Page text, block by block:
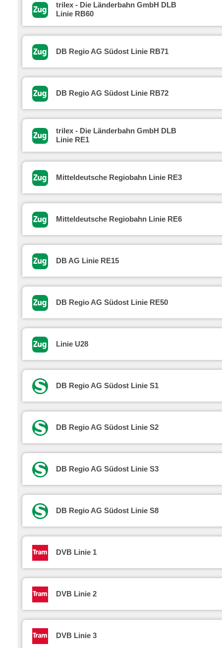
trilex - Die Länderbahn GmbH DLB
Linie RB60
DB Regio AG Südost Linie RB71
DB Regio AG Südost Linie RB72
trilex - Die Länderbahn GmbH DLB
Linie RE1
Mitteldeutsche Regiobahn Linie RE3
Mitteldeutsche Regiobahn Linie RE6
DB AG Linie RE15
DB Regio AG Südost Linie RE50
Linie U28
DB Regio AG Südost Linie S1
DB Regio AG Südost Linie S2
DB Regio AG Südost Linie S3
DB Regio AG Südost Linie S8
DVB Linie 1
DVB Linie 2
DVB Linie 3